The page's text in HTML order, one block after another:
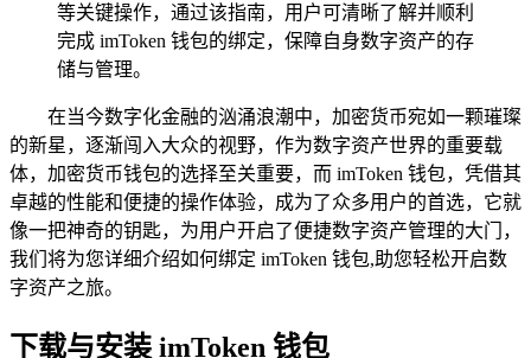
等关键操作，通过该指南，用户可清晰了解并顺利
完成 imToken 钱包的绑定，保障自身数字资产的存
储与管理。
在当今数字化金融的汹涌浪潮中，加密货币宛如一颗璀璨
的新星，逐渐闯入大众的视野，作为数字资产世界的重要载
体，加密货币钱包的选择至关重要，而 imToken 钱包，凭借其
卓越的性能和便捷的操作体验，成为了众多用户的首选，它就
像一把神奇的钥匙，为用户开启了便捷数字资产管理的大门，
我们将为您详细介绍如何绑定 imToken 钱包,助您轻松开启数
字资产之旅。
下载与安装 imToken 钱包